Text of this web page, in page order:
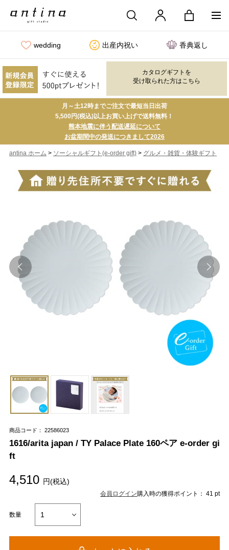
wedding 出産内祝い 香典返し
カタログギフトを
受け取られた方はこちら
月～土12時までご注文で最短当日出荷
5,500円(税込)以上お買い上げで送料無料！
熊本地震に伴う配送遅延について
お盆期間中の発送につきまして2026
antina ホーム > ソーシャルギフト(e-order gift)> グルメ・雑貨・体験ギフト
商品コード： 22586023
1616/arita japan / TY Palace Plate 160ペア e-order gi
ft
4,510 円(税込)
会員ログイン購入時の獲得ポイント： 41 pt
数量